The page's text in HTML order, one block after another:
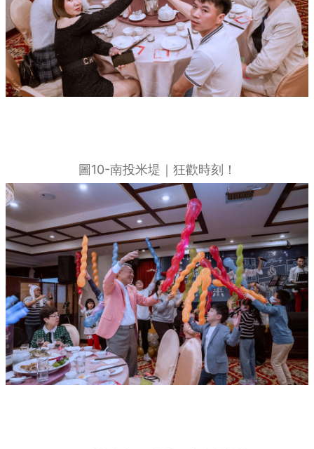
圖10-南投米堤｜狂歡時刻！